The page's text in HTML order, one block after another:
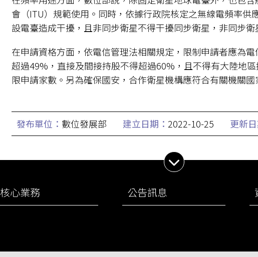
會（ITU）規範使用。同時，依據行政院核定之無線電頻率
設電臺造成干擾，且非同步衛星不得干擾同步衛星，非同步
在申請資格方面，依電信管理法相關規定，限制申請者應為
超過49%，直接及間接持股不得超過60%，且不得有大陸地
限申請家數。另為確保國安，合作衛星機構應符合有關機關國
發布單位： 數位發展部 建立日期： 2022-10-25 更新日
展開子選單
核心業務 公告訊息